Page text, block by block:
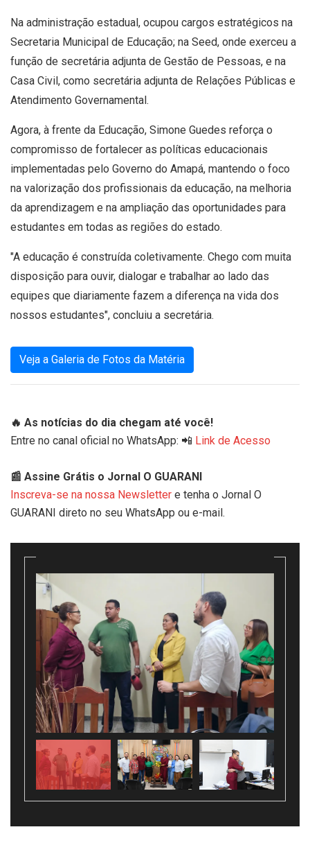
Na administração estadual, ocupou cargos estratégicos na
Secretaria Municipal de Educação; na Seed, onde exerceu a
função de secretária adjunta de Gestão de Pessoas, e na
Casa Civil, como secretária adjunta de Relações Públicas e
Atendimento Governamental.
Agora, à frente da Educação, Simone Guedes reforça o
compromisso de fortalecer as políticas educacionais
implementadas pelo Governo do Amapá, mantendo o foco
na valorização dos profissionais da educação, na melhoria
da aprendizagem e na ampliação das oportunidades para
estudantes em todas as regiões do estado.
"A educação é construída coletivamente. Chego com muita
disposição para ouvir, dialogar e trabalhar ao lado das
equipes que diariamente fazem a diferença na vida dos
nossos estudantes", concluiu a secretária.
Veja a Galeria de Fotos da Matéria
🔥 As notícias do dia chegam até você!
Entre no canal oficial no WhatsApp: 📲 Link de Acesso
📰 Assine Grátis o Jornal O GUARANI
Inscreva-se na nossa Newsletter e tenha o Jornal O
GUARANI direto no seu WhatsApp ou e-mail.